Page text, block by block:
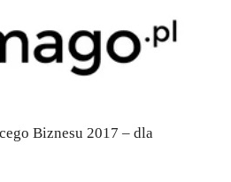
Biznesu 2017 – dla